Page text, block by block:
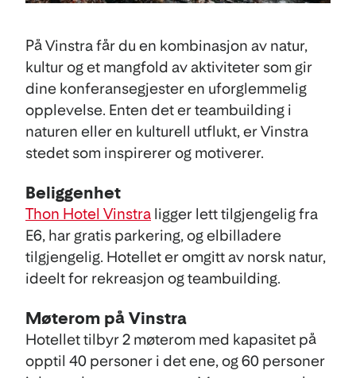
På Vinstra får du en kombinasjon av natur,
kultur og et mangfold av aktiviteter som gir
dine konferansegjester en uforglemmelig
opplevelse. Enten det er teambuilding i
naturen eller en kulturell utflukt, er Vinstra
stedet som inspirerer og motiverer.
Beliggenhet
Thon Hotel Vinstra ligger lett tilgjengelig fra
E6, har gratis parkering, og elbilladere
tilgjengelig. Hotellet er omgitt av norsk natur,
ideelt for rekreasjon og teambuilding.
Møterom på Vinstra
Hotellet tilbyr 2 møterom med kapasitet på
opptil 40 personer i det ene, og 60 personer